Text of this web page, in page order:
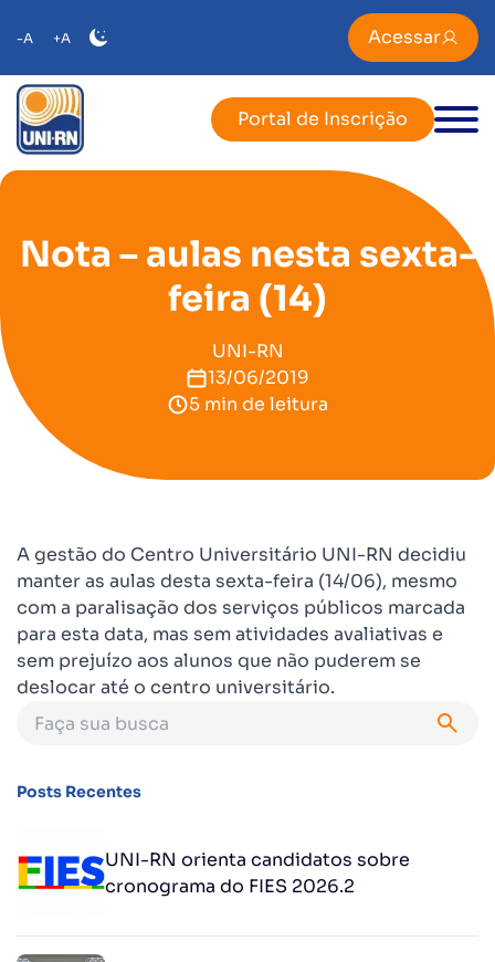
-A +A Acessar
Portal de Inscrição
Nota – aulas nesta sexta-
feira (14)
UNI-RN
13/06/2019
5 min de leitura
A gestão do Centro Universitário UNI-RN decidiu
manter as aulas desta sexta-feira (14/06), mesmo
com a paralisação dos serviços públicos marcada
para esta data, mas sem atividades avaliativas e
sem prejuízo aos alunos que não puderem se
deslocar até o centro universitário.
Posts Recentes
UNI-RN orienta candidatos sobre
cronograma do FIES 2026.2